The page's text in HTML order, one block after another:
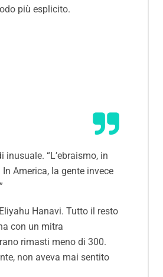
più esplicito.
“L’ebraismo, in
America, la gente invece
Hanavi. Tutto il resto
con un mitra
rimasti meno di 300.
non aveva mai sentito